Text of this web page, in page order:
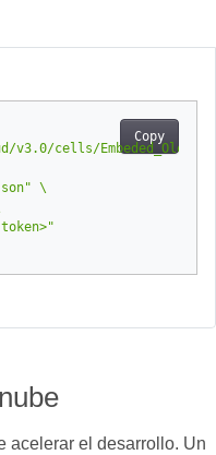
Copy
cells/
acelerar el desarrollo. Un